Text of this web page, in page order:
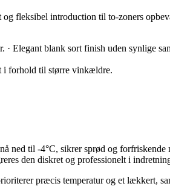
fleksibel introduction til to-zoners
Elegant blank sort finish uden synlige
i forhold til større vinkældre.
ned til -4°C, sikrer sprød og forfriskende
den diskret og professionelt i
præcis temperatur og et lækkert,